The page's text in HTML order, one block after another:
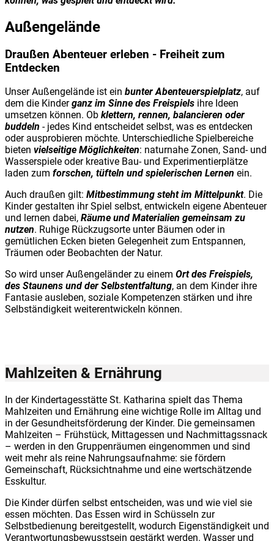
Außengelände
Draußen Abenteuer erleben - Freiheit zum
Entdecken
Unser Außengelände ist ein bunter Abenteuerspielplatz, auf
dem die Kinderganz im Sinne des Freispiels ihre Ideen
umsetzen können. Ob klettern, rennen, balancieren oder
buddeln - jedes Kind entscheidet selbst, was es entdecken
oder ausprobieren möchte. Unterschiedliche Spielbereiche
bieten vielseitige Möglichkeiten: naturnahe Zonen, Sand- und
Wasserspiele oder kreative Bau- und Experimentierplätze
laden zum forschen, tüfteln und spielerischen Lernen ein.
Auch draußen gilt: Mitbestimmung steht im Mittelpunkt. Die
Kinder gestalten ihr Spiel selbst, entwickeln eigene Abenteuer
und lernen dabei, Räume und Materialien gemeinsam zu
nutzen. Ruhige Rückzugsorte unter Bäumen oder in
gemütlichen Ecken bieten Gelegenheit zum Entspannen,
Träumen oder Beobachten der Natur.
So wird unser Außengeländer zu einem Ort des Freispiels,
des Staunens und der Selbstentfaltung, an dem Kinder ihre
Fantasie ausleben, soziale Kompetenzen stärken und ihre
Selbständigkeit weiterentwickeln können.
Mahlzeiten & Ernährung
In der Kindertagesstätte St. Katharina spielt das Thema
Mahlzeiten und Ernährung eine wichtige Rolle im Alltag und
in der Gesundheitsförderung der Kinder. Die gemeinsamen
Mahlzeiten – Frühstück, Mittagessen und Nachmittagssnack
– werden in den Gruppenräumen eingenommen und sind
weit mehr als reine Nahrungsaufnahme: sie fördern
Gemeinschaft, Rücksichtnahme und eine wertschätzende
Esskultur.
Die Kinder dürfen selbst entscheiden, was und wie viel sie
essen möchten. Das Essen wird in Schüsseln zur
Selbstbedienung bereitgestellt, wodurch Eigenständigkeit und
Verantwortungsbewusstsein gestärkt werden. Wasser und